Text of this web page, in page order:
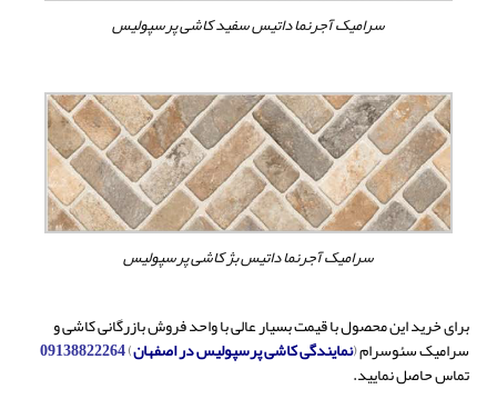
سرامیک آجرنما داتیس سفید کاشی پرسپولیس
سرامیک آجرنما داتیس بژ کاشی پرسپولیس
برای خرید این محصول با قیمت بسیار عالی با واحد فروش بازرگانی کاشی و
سرامیک سئوسرام(نمایندگی کاشی پرسپولیس در اصفهان)
09138822264
تماس حاصل نمایید.